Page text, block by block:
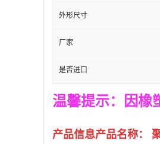
外形尺寸
厂家
是否进口
温馨提示：因橡
产品信息产品名称：